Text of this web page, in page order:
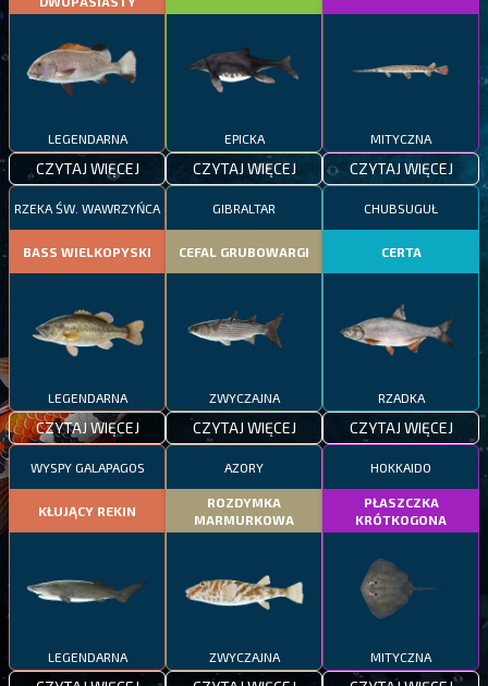
LEGENDARNA
CZYTAJ WIĘCEJ
EPICKA
CZYTAJ WIĘCEJ
MITYCZNA
CZYTAJ WIĘCEJ
RZEKA ŚW. WAWRZYŃCA
BASS WIELKOPYSKI
LEGENDARNA
CZYTAJ WIĘCEJ
GIBRALTAR
CEFAL GRUBOWARGI
ZWYCZAJNA
CZYTAJ WIĘCEJ
CHUBSUGUŁ
CERTA
RZADKA
CZYTAJ WIĘCEJ
WYSPY GALAPAGOS
KŁUJĄCY REKIN
LEGENDARNA
AZORY
ROZDYMKA
MARMURKOWA
ZWYCZAJNA
HOKKAIDO
PŁASZCZKA
KRÓTKOGONA
MITYCZNA